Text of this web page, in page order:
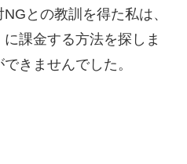
との教訓を得た私は、
課金する方法を探しま
きませんでした。